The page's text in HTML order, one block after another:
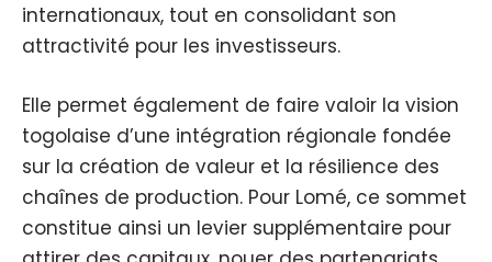
internationaux, tout en consolidant son
attractivité pour les investisseurs.
Elle permet également de faire valoir la vision
togolaise d’une intégration régionale fondée
sur la création de valeur et la résilience des
chaînes de production. Pour Lomé, ce sommet
constitue ainsi un levier supplémentaire pour